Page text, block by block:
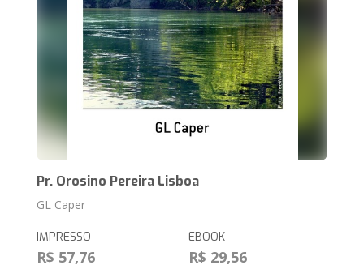
Pr. Orosino Pereira Lisboa
GL Caper
IMPRESSO
R$ 57,76
EBOOK
R$ 29,56